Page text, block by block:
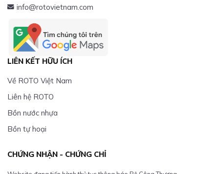
info@rotovietnam.com
LIÊN KẾT HỮU ÍCH
Về ROTO Việt Nam
Liên hệ ROTO
Bồn nước nhựa
Bồn tự hoại
CHỨNG NHẬN - CHỨNG CHỈ